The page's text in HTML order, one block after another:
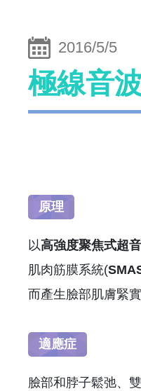
2016/5/5
極線音
原理
以高強度聚焦式超
肌肉筋膜系統(
而產生臉部肌膚緊
適應症
臉部和脖子鬆弛、